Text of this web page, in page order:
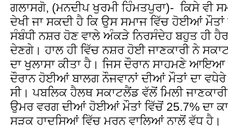
ਗਲਾਸਗੋ, (ਮਨਦੀਪ ਖੁਰਮੀ ਹਿੰਮਤਪੁਰਾ)- ਕਿਸੇ ਵੀ
ਦੇਖੀ ਜਾ ਸਕਦੀ ਹੈ ਕਿ ਉਸ ਸਮਾਜ ਵਿੱਚ ਹੋਈਆਂ
ਸੰਬੰਧੀ ਨਸ਼ਰ ਹੋਣ ਵਾਲੇ ਅੰਕੜੇ ਨਿਰਸੰਦੇਹ ਬਹੁਤ ਹੀ
ਦੇਣਗੇ। ਹਾਲ ਹੀ ਵਿੱਚ ਨਸ਼ਰ ਹੋਈ ਜਾਣਕਾਰੀ ਨੇ
ਦਾ ਖੁਲਾਸਾ ਕੀਤਾ ਹੈ। ਜਿਸ ਦੌਰਾਨ ਸਾਹਮਣੇ ਆਇਆ
ਦੌਰਾਨ ਹੋਈਆਂ ਬਾਲਗ ਨੌਜਵਾਨਾਂ ਦੀਆਂ ਮੌਤਾਂ ਦਾ ਵਧੇਰੇ
ਸੀ। ਪਬਲਿਕ ਹੈਲਥ ਸਕਾਟਲੈਂਡ ਵੱਲੋਂ ਮਿਲੀ
ਉਮਰ ਵਰਗ ਦੀਆਂ ਹੋਈਆਂ ਮੌਤਾਂ ਵਿੱਚੋਂ 25.7% ਦਾ
ਸੜਕ ਹਾਦਸਿਆਂ ਵਿੱਚ ਮਰਨ ਵਾਲਿਆਂ ਨਾਲੋਂ ਵੱਧ ਹੈ।